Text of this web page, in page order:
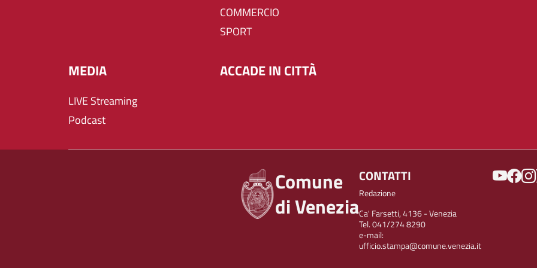
COMMERCIO
SPORT
MEDIA
LIVE Streaming
Podcast
ACCADE IN CITTÀ
Comune
di Venezia
CONTATTI
Redazione
Ca' Farsetti, 4136 - Venezia
Tel. 041/274 8290
e-mail:
ufficio.stampa@comune.venezia.it